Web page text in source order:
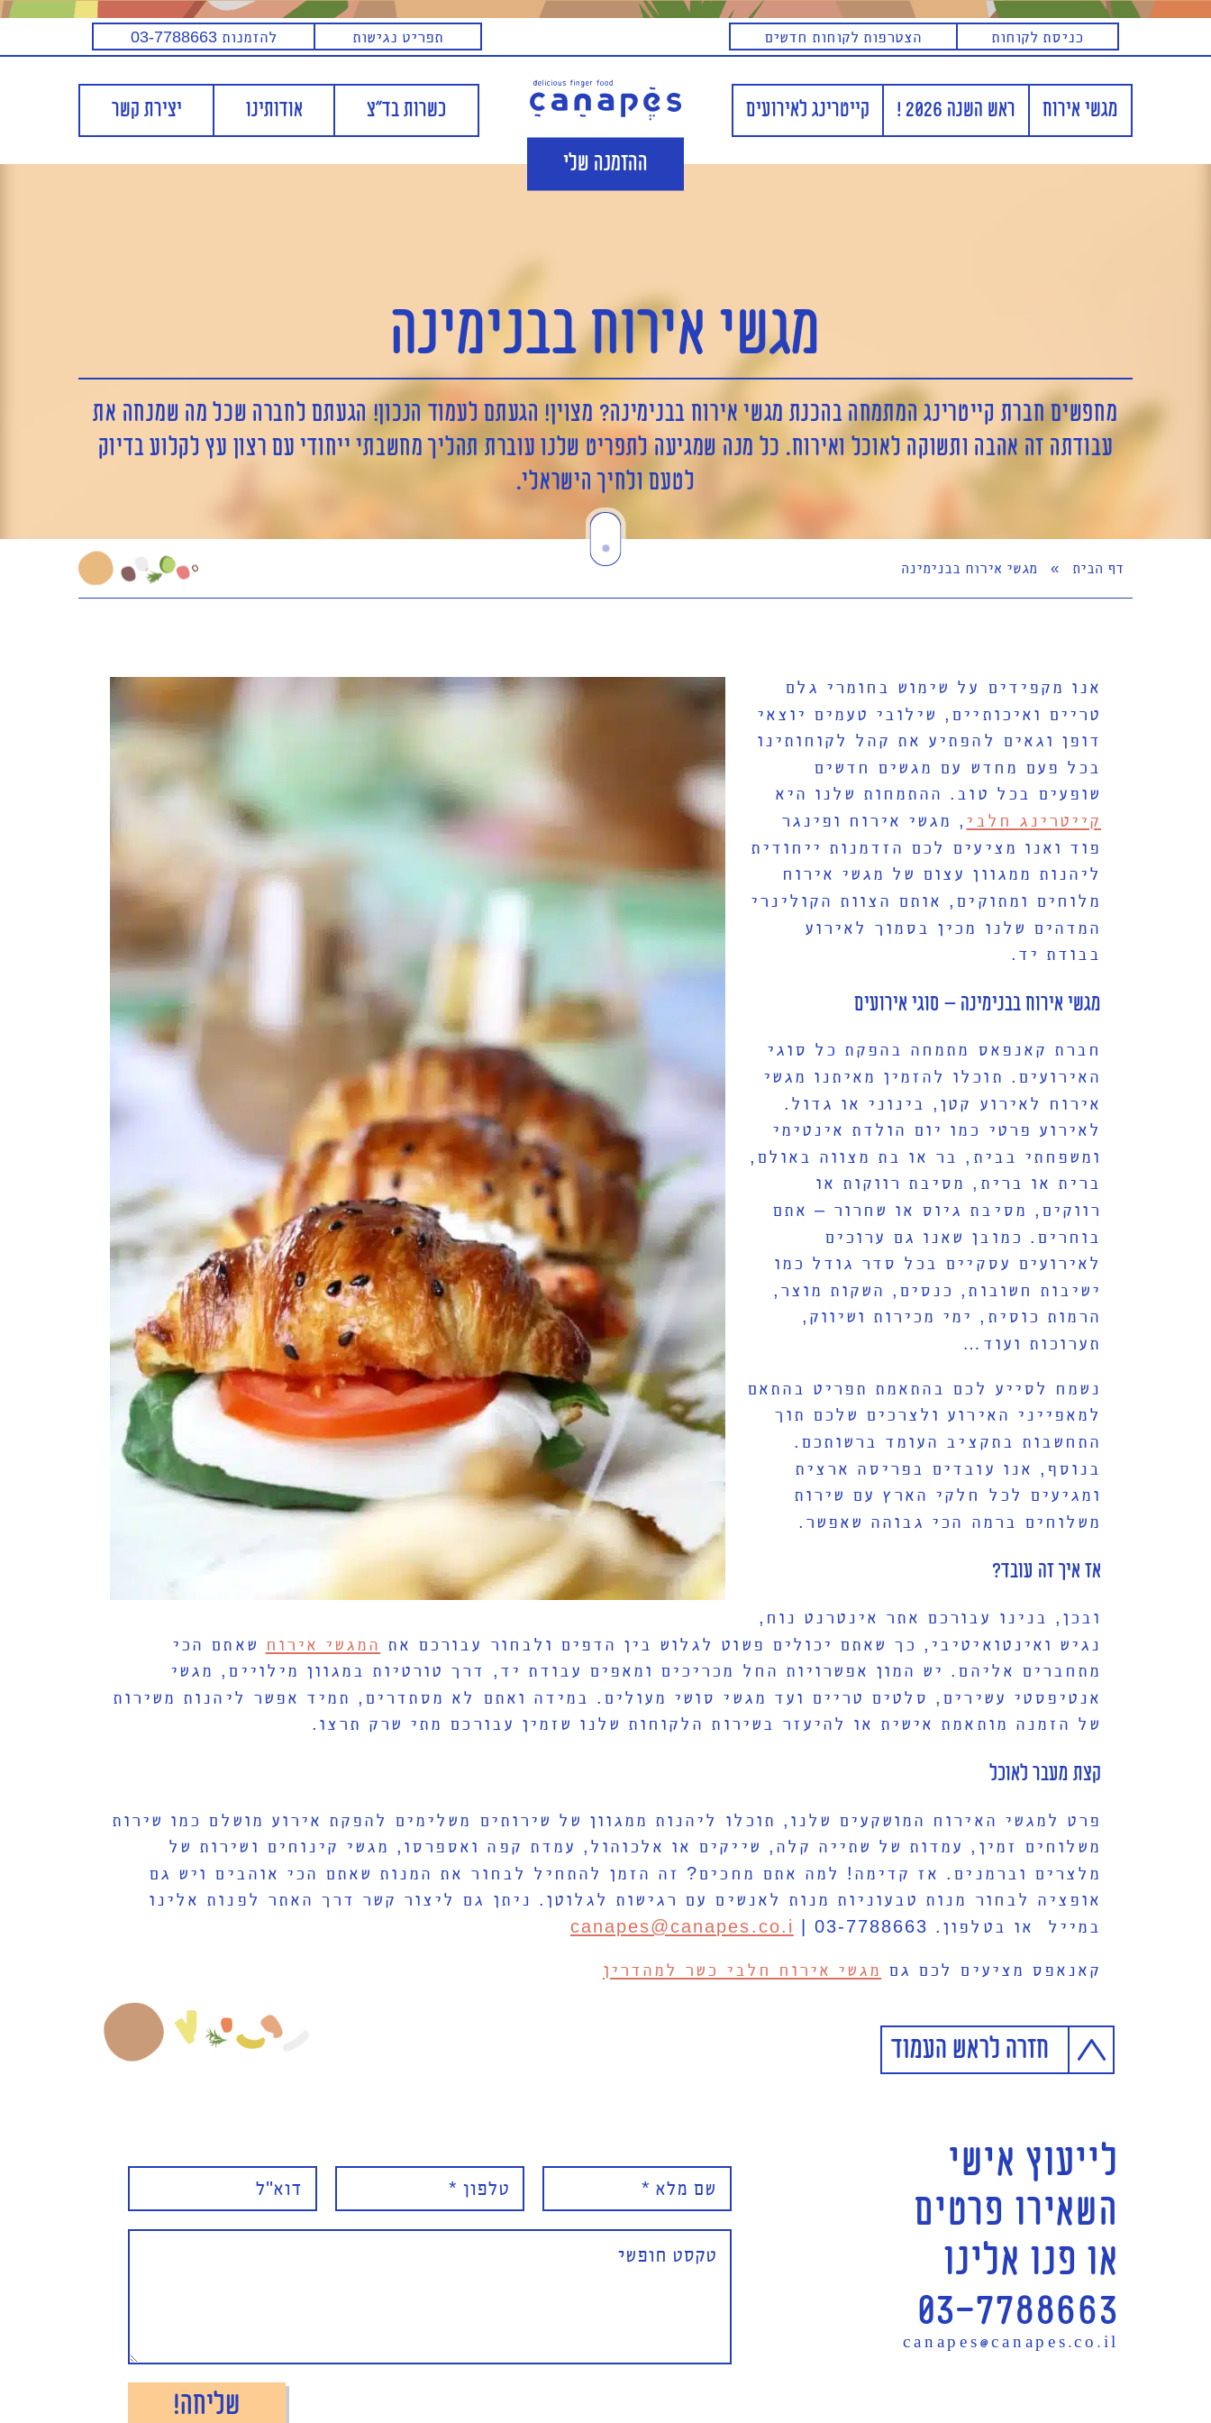
כניסת לקוחות הצטרפות לקוחות חדשים תפריט נגישות להזמנות 03-7788663
מגשי אירוח ראש השנה 2026 ! קייטרינג לאירועים כשרות בד"צ אודותינו יצירת קשר
ההזמנה שלי
מגשי אירוח בבנימינה
מגשי אירוח בבנימינה
מחפשים חברת קייטרינג המתמחה בהכנת מגשי אירוח בבנימינה? מצוין! הגעתם לעמוד הנכון!הגעתם לחברה שכל מה שמנחה את
עבודתה זה אהבה ותשוקה לאוכל ואירוח. כל מנה שמגיעה לתפריט שלנו עוברת תהליך מחשבתי ייחודי עם רצון עץ לקלוע בדיוק
לטעם ולחיך הישראלי.
דף הבית » מגשי אירוח בבנימינה
אנו מקפידים על שימוש בחומרי גלם
טריים ואיכותיים
שילובי טעמים יוצאי
דופן וגאים להפתיע את קהל לקוחותינו
בכל פעם מחדש עם מגשים חדשים
שופעים בכל טוב . ההתמחות שלנו היא
קייטרינג חלבי , מגשי אירוח ופינגר
פוד ואנו מציעים לכם הזדמנות ייחודית
ליהנות ממגוון עצום של מגשי אירוח
מלוחים ומתוקים , אותם הצוות הקולינרי
המדהים שלנו מכין בסמוך לאירוע
בבודת יד .
מגשי אירוח בבנימינה – סוגי אירועים
חברת קאנפאס מתמחה בהפקת כל סוגי
האירועים . תוכלו להזמין מאיתנו מגשי
אירוח לאירוע קטן
בינוני או גדול
לאירוע פרטי כמו יום הולדת אינטימי
ומשפחתי בבית , בר או בת מצווה באולם ,
ברית או ברית , מסיבת רווקות או
רווקים , מסיבת גיוס או שחרור – אתם
בוחרים
כמובן שאנו גם ערוכים
לאירועים עסקיים בכל סדר גודל כמו
ישיבות חשובות , כנסים , השקות מוצר ,
הרמות כוסית , ימי מכירות ושיווק ,
תערוכות ועוד …
נשמח לסייע לכם בהתאמת תפריט בהתאם
למאפייני האירוע ולצרכים שלכם תוך
התחשבות בתקציב העומד ברשותכם .
בנוסף
אנו עובדים בפריסה ארצית
ומגיעים לכל חלקי הארץ עם שירות
משלוחים ברמה הכי גבוהה שאפשר
אז איך זה עובד?
ובכן , בנינו עבורכם אתר אינטרנט נוח ,
נגיש ואינטואיטיבי
כך שאתם יכולים פשוט לגלוש בין הדפים ולבחור עבורכם את המגשי אירוח שאתם הכי
מתחברים אליהם . יש המון אפשרויות החל מכריכים ומאפים עבודת יד , דרך טורטיות במגוון מילויים , מגשי
אנטיפסטי עשירים
סלטים טריים ועד מגשי סושי מעולים במידה ואתם לא מסתדרים
תמיד אפשר ליהנות משירות
של הזמנה מותאמת אישית או להיעזר בשירות הלקוחות שלנו שזמין עבורכם מתי שרק תרצו .
קצת מעבר לאוכל
פרט למגשי האירוח המושקעים שלנו
תוכלו ליהנות ממגוון של שירותים משלימים להפקת אירוע מושלם כמו שירות
משלוחים זמין , עמדות של שתייה קלה , שייקים או אלכוהול , עמדת קפה ואספרסו , מגשי קינוחים ושירות של
מלצרים וברמנים . אז קדימה ! למה אתם מחכים? זה הזמן להתחיל לבחור את המנות שאתם הכי אוהבים ויש גם
אופציה לבחור מנות טבעוניות מנות לאנשים עם רגישות לגלוטן . ניתן גם ליצור קשר דרך האתר לפנות אלינו
במייל או בטלפון . 03-7788663 |
canapes@canapes.co.i
קאנאפס מציעים לכם גם מגשי אירוח חלבי כשר למהדרין
חזרה לראש העמוד
לייעוץ אישי
השאירו פרטים
או פנו אלינו
03-7788663
canapes@canapes.co.il